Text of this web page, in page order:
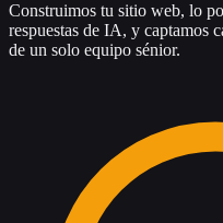
Construimos tu sitio web, lo
respuestas de IA, y captamos
de un solo equipo sénior.